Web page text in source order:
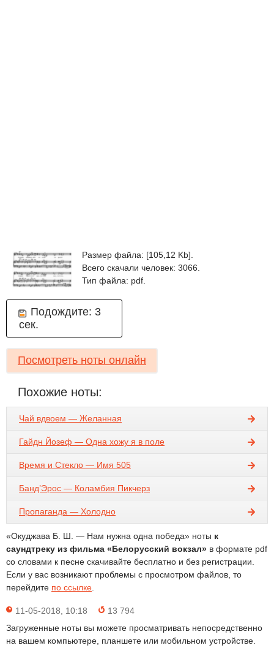
Размер файла: [105,12 Kb].
Всего скачали человек: 3066.
Тип файла: pdf.
Подождите: 3
сек.
Посмотреть ноты онлайн
Похожие ноты:
Чай вдвоем — Желанная
Гайдн Йозеф — Одна хожу я в поле
Время и Стекло — Имя 505
Банд’Эрос — Коламбия Пикчерз
Пропаганда — Холодно
«Окуджава Б. Ш. — Нам нужна одна победа» ноты к
саундтреку из фильма «Белорусский вокзал» в формате pdf
со словами к песне скачивайте бесплатно и без регистрации.
Если у вас возникают проблемы с просмотром файлов, то
перейдите по ссылке
11-05-2018, 10:18
13 794
Загруженные ноты вы можете просматривать непосредственно
на вашем компьютере, планшете или мобильном устройстве.